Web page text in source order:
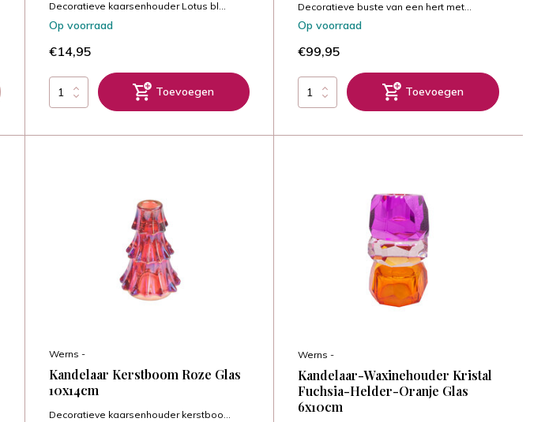
Decoratieve kaarsenhouder Lotus bl...
Op voorraad
€14,95
Toevoegen
Decoratieve buste van een hert met...
Op voorraad
€99,95
Toevoegen
Werns -
Kandelaar Kerstboom Roze Glas
10x14cm
Decoratieve kaarsenhouder kerstboo...
Werns -
Kandelaar-Waxinehouder Kristal
Fuchsia-Helder-Oranje Glas
6x10cm